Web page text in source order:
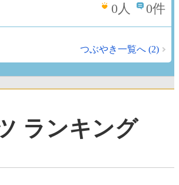
0 人 0件
つぶやき一覧へ (2)
ランキング